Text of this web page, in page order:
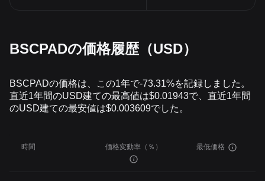
BSCPADの価格履歴（USD）
BSCPADの価格は、この1年で-73.31%を記録しました。
直近1年間のUSD建ての最高値は$0.01943で、直近1年間
のUSD建ての最安値は$0.003609でした。
時間 価格変動率（％） 最低価格